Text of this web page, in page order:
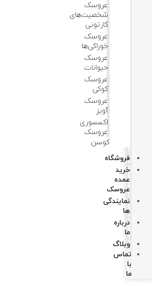
عروسک‌
شخصیت‌های
کارتونی
عروسک
خوراکی‌ها
عروسک
حیوانات
عروسک
کوکی
عروسک
آویز
اکسسوری
عروسک
کوسن
فروشگاه
خرید
عمده
عروسک
نمایندگی
ها
درباره
ما
وبلاگ
تماس
با
ما